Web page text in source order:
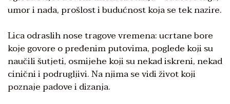
umor i nada, prošlost i budućnost koja se tek nazire.
Lica odraslih nose tragove vremena: ucrtane bore
koje govore o pređenim putovima, poglede koji su
naučili šutjeti, osmijehe koji su nekad iskreni, nekad
cinični i podrugljivi. Na njima se vidi život koji
poznaje padove i dizanja.